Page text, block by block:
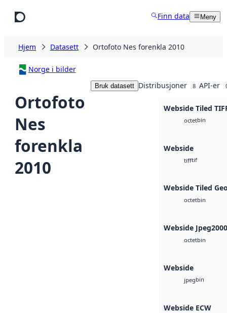
Finn data Meny
Hjem Datasett Ortofoto Nes forenkla 2010
Norge i bilder
Ortofoto
Nes
forenkla
2010
Bruk datasett Distribusjoner 8 API-er
Webside Tiled
octetbin
Webside
tifftif
Webside Tiled
octetbin
Webside Jpeg2000
octetbin
Webside
jpegbin
Webside ECW